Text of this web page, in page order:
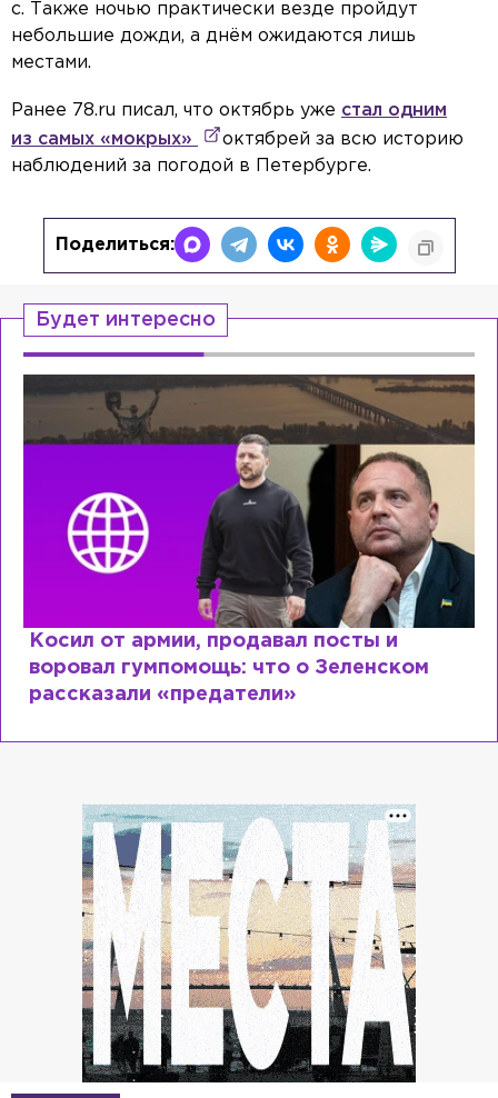
с. Также ночью практически везде пройдут
небольшие дожди, а днём ожидаются лишь
местами.
Ранее 78.ru писал, что октябрь уже стал одним
из самых «мокрых»
октябрей за всю историю
наблюдений за погодой в Петербурге.
Поделиться:
Будет интересно
Рыдает из-за мужа, но опять флиртует с
Лазаревым: как Лера Кудрявцева
сходит с ума